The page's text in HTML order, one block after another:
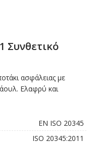
Συνθετικό
ασφάλειας με
Ελαφρύ και
EN ISO 20345
ISO 20345:2011